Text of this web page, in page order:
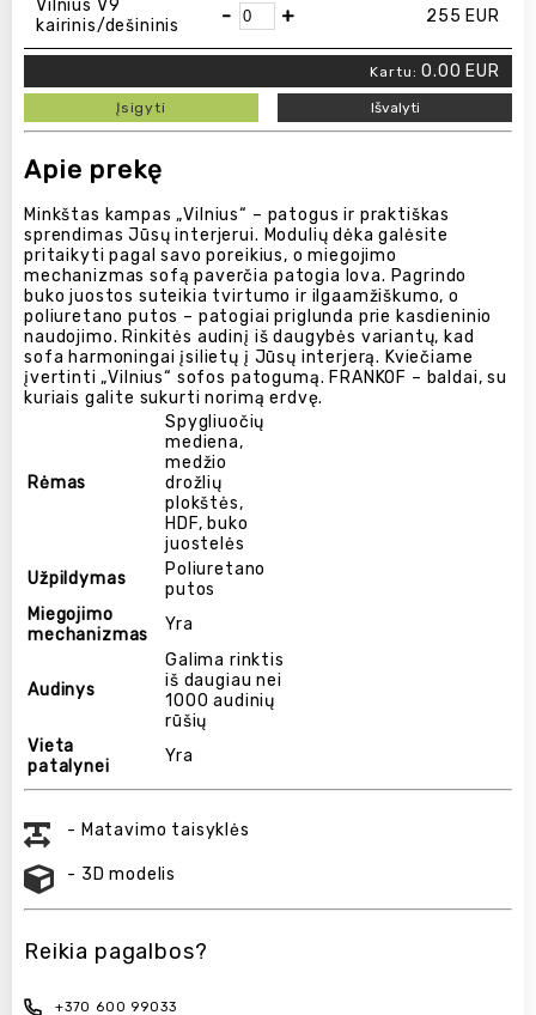
Vilnius V9
kairinis/dešininis
- + 255 EUR
Kartu:0.00 EUR
Įsigyti Išvalyti
Apie prekę
Minkštas kampas „Vilnius“ – patogus ir praktiškas
sprendimas Jūsų interjerui. Modulių dėka galėsite
pritaikyti pagal savo poreikius, o miegojimo
mechanizmas sofą paverčia patogia lova. Pagrindo
buko juostos suteikia tvirtumo ir ilgaamžiškumo, o
poliuretano putos – patogiai priglunda prie kasdieninio
naudojimo. Rinkitės audinį iš daugybės variantų, kad
sofa harmoningai įsilietų į Jūsų interjerą. Kviečiame
įvertinti „Vilnius“ sofos patogumą. FRANKOF – baldai, su
kuriais galite sukurti norimą erdvę.
Rėmas
Spygliuočių
mediena,
medžio
drožlių
plokštės,
HDF, buko
juostelės
Užpildymas
Poliuretano
putos
Miegojimo
mechanizmas
Yra
Audinys
Galima rinktis
iš daugiau nei
1000 audinių
rūšių
Vieta
patalynei
Yra
- Matavimo taisyklės
- 3D modelis
Reikia pagalbos?
+370 600 99033